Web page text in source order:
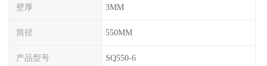
壁厚 3MM
筒径 550MM
产品型号 SQ550-6